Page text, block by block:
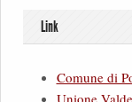
Link
Comune di